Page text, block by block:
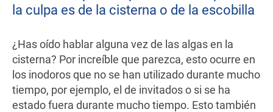
la culpa es de la cisterna o de la escobilla
¿Has oído hablar alguna vez de las algas en la
cisterna? Por increíble que parezca, esto ocurre en
los inodoros que no se han utilizado durante mucho
tiempo, por ejemplo, el de invitados o si se ha
estado fuera durante mucho tiempo. Esto también